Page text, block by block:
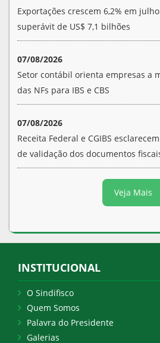
Exportações crescem 6,2% em
superávit de US$ 7,1 bilhões
07/08/2026
Setor contábil orienta empresas a
das NFs para IBS e CBS
07/08/2026
Receita Federal e CGIBS
de validação dos documentos
Veja Mais
INSTITUCIONAL
O Sindifisco
Quem Somos
Palavra do Presidente
Galerias